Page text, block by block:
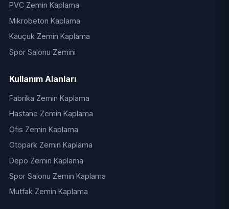
PVC Zemin Kaplama
Mikrobeton Kaplama
Kauçuk Zemin Kaplama
Spor Salonu Zemini
Kullanım Alanları
Fabrika Zemin Kaplama
Hastane Zemin Kaplama
Ofis Zemin Kaplama
Otopark Zemin Kaplama
Depo Zemin Kaplama
Spor Salonu Zemin Kaplama
Mutfak Zemin Kaplama